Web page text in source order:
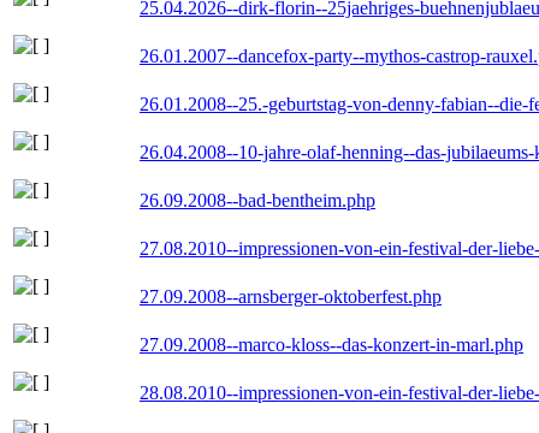
25.04.2026--dirk-florin--25jaehriges-
26.01.2007--dancefox-party--mythos-castrop-
26.01.2008--25.-geburtstag-von-denny-fabian--die-
26.04.2008--10-jahre-olaf-henning--das-
26.09.2008--bad-bentheim.php
27.08.2010--impressionen-von-ein-festival-der-
27.09.2008--arnsberger-oktoberfest.php
27.09.2008--marco-kloss--das-konzert-in-marl.php
28.08.2010--impressionen-von-ein-festival-der-